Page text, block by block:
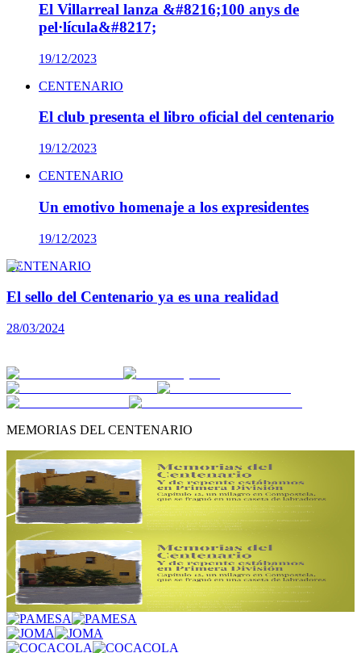
El Villarreal lanza &#8216;100 anys de
pel·lícula&#8217;
19/12/2023
CENTENARIO
El club presenta el libro oficial del centenario
19/12/2023
CENTENARIO
Un emotivo homenaje a los expresidentes
19/12/2023
CENTENARIO
El sello del Centenario ya es una realidad
28/03/2024
MEMORIAS DEL CENTENARIO
Memorias del Centenario: Capítulo 12 | Y de repente
estábamos en Primera División
Memorias del Centenario: Capítulo 12 | Y de repente
estábamos en Primera División